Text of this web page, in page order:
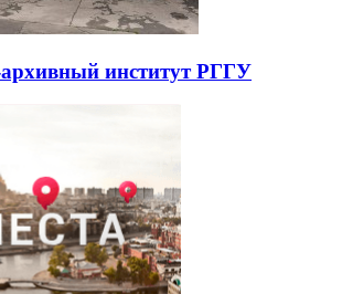
институт РГГУ